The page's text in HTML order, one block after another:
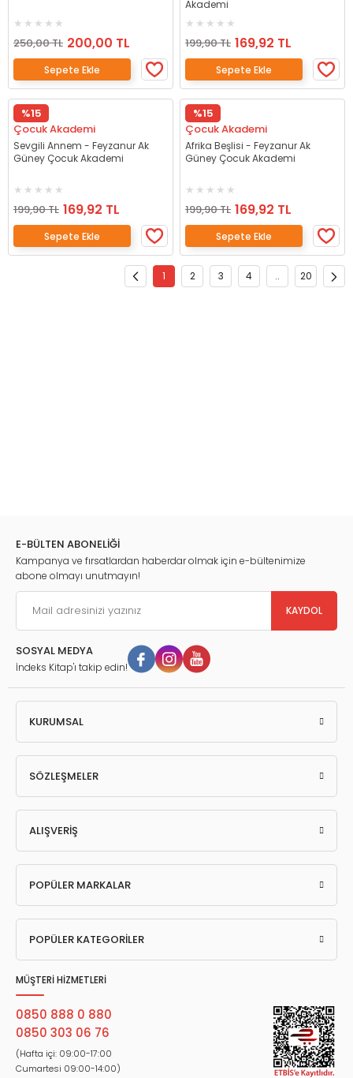
250,00 TL 200,00 TL
Sepete Ekle
Akademi
199,90 TL 169,92 TL
Sepete Ekle
%15
Çocuk Akademi
Sevgili Annem - Feyzanur Ak
Güney Çocuk Akademi
199,90 TL 169,92 TL
Sepete Ekle
%15
Çocuk Akademi
Afrika Beşlisi - Feyzanur Ak
Güney Çocuk Akademi
199,90 TL 169,92 TL
Sepete Ekle
1 2 3 4 .. 20
E-BÜLTEN ABONELİĞİ
Kampanya ve fırsatlardan haberdar olmak için e-bültenimize
abone olmayı unutmayın!
KAYDOL
SOSYAL MEDYA
İndeks Kitap'ı takip edin!
KURUMSAL
SÖZLEŞMELER
ALIŞVERİŞ
POPÜLER MARKALAR
POPÜLER KATEGORİLER
MÜŞTERİ HİZMETLERİ
0850 888 0 880
0850 303 06 76
(Hafta içi: 09:00-17:00
Cumartesi 09:00-14:00)